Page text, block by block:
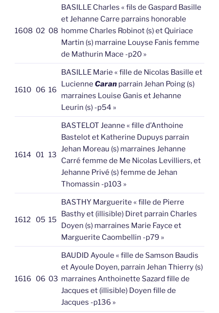
1608 02 08
BASILLE Charles « fils de Gaspard Basille
et Jehanne Carre parrains honorable
homme Charles Robinot (s) et Quiriace
Martin (s) marraine Louyse Fanis femme
de Mathurin Mace -p20 »
1610 06 16
BASILLE Marie « fille de Nicolas Basille et
Lucienne Caran parrain Jehan Poing (s)
marraines Louise Ganis et Jehanne
Leurin (s) -p54 »
1614 01 13
BASTELOT Jeanne « fille d’Anthoine
Bastelot et Katherine Dupuys parrain
Jehan Moreau (s) marraines Jehanne
Carré femme de Me Nicolas Levilliers, et
Jehanne Privé (s) femme de Jehan
Thomassin -p103 »
1612 05 15
BASTHY Marguerite « fille de Pierre
Basthy et (illisible) Diret parrain Charles
Doyen (s) marraines Marie Fayce et
Marguerite Caombellin -p79 »
1616 06 03
BAUDID Ayoule « fille de Samson Baudis
et Ayoule Doyen, parrain Jehan Thierry (s)
marraines Anthoinette Sazard fille de
Jacques et (illisible) Doyen fille de
Jacques -p136 »